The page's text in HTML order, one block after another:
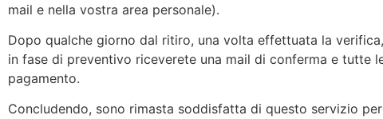
mail e nella vostra area personale).
Dopo qualche giorno dal ritiro, una volta effettuata la
in fase di preventivo riceverete una mail di conferma e tutte
pagamento.
Concludendo, sono rimasta soddisfatta di questo servizio